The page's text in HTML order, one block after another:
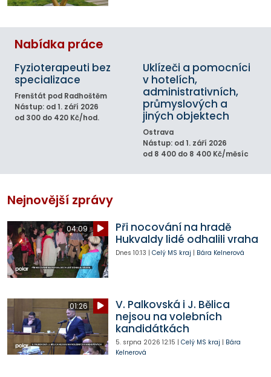
Nabídka práce
Fyzioterapeuti bez
specializace
Frenštát pod Radhoštěm
Nástup: od 1. září 2026
od 300 do 420 Kč/hod.
Uklízeči a pomocníci
v hotelích,
administrativních,
průmyslových a
jiných objektech
Ostrava
Nástup: od 1. září 2026
od 8 400 do 8 400 Kč/měsíc
Nejnovější zprávy
04:09
Při nocování na hradě
Hukvaldy lidé odhalili vraha
Dnes 10:13 | Celý MS kraj | Bára Kelnerová
01:26
V. Palkovská i J. Bělica
nejsou na volebních
kandidátkách
5. srpna 2026 12:15 | Celý MS kraj | Bára
Kelnerová